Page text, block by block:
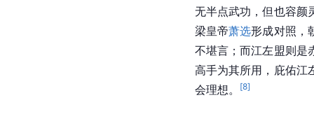
无半点武功，但也容颜
梁皇帝萧选形成对照，
不堪言；而江左盟则是
高手为其所用，庇佑江
会理想。
[8]